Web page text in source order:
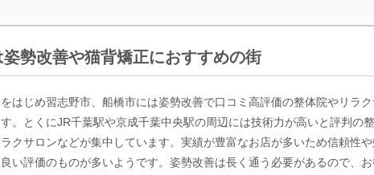
姿勢改善や猫背矯正におすすめの街
はじめ習志野市、船橋市には姿勢改善で口コミ高評価の整体院やリラ
す。とくにJR千葉駅や京成千葉中央駅の周辺には技術力が高いと評判の
クサロンなどが集中しています。実績が豊富なお店が多いため信頼性
い評価のものが多いようです。姿勢改善は長く通う必要があるので、